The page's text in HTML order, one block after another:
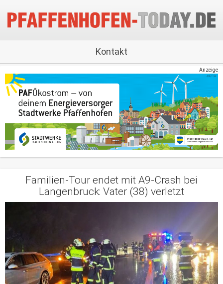
Kontakt
Anzeige
Familien-Tour endet mit A9-Crash bei
Langenbruck: Vater (38) verletzt